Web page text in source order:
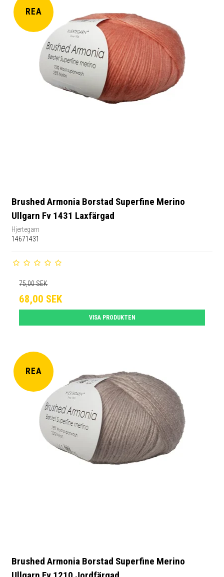
REA
Brushed Armonia Borstad Superfine Merino
Ullgarn Fv 1431 Laxfärgad
Hjertegarn
14671431
75,00 SEK
68,00 SEK
VISA PRODUKTEN
REA
Brushed Armonia Borstad Superfine Merino